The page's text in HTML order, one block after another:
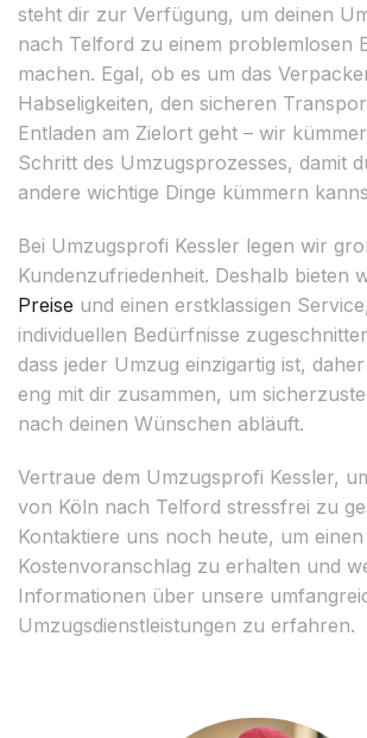
steht dir zur Verfügung, um deinen
nach Telford zu einem problemlosen
machen. Egal, ob es um das
Habseligkeiten, den sicheren
Entladen am Zielort geht – wir
Schritt des Umzugsprozesses, damit
andere wichtige Dinge kümmern
Bei Umzugsprofi Kessler legen wir
Kundenzufriedenheit. Deshalb bieten
Preise und einen erstklassigen
individuellen Bedürfnisse
dass jeder Umzug einzigartig ist,
eng mit dir zusammen, um
nach deinen Wünschen abläuft.
Vertraue dem Umzugsprofi Kessler,
von Köln nach Telford stressfrei zu
Kontaktiere uns noch heute, um einen
Kostenvoranschlag zu erhalten und
Informationen über unsere
Umzugsdienstleistungen zu erfahren.